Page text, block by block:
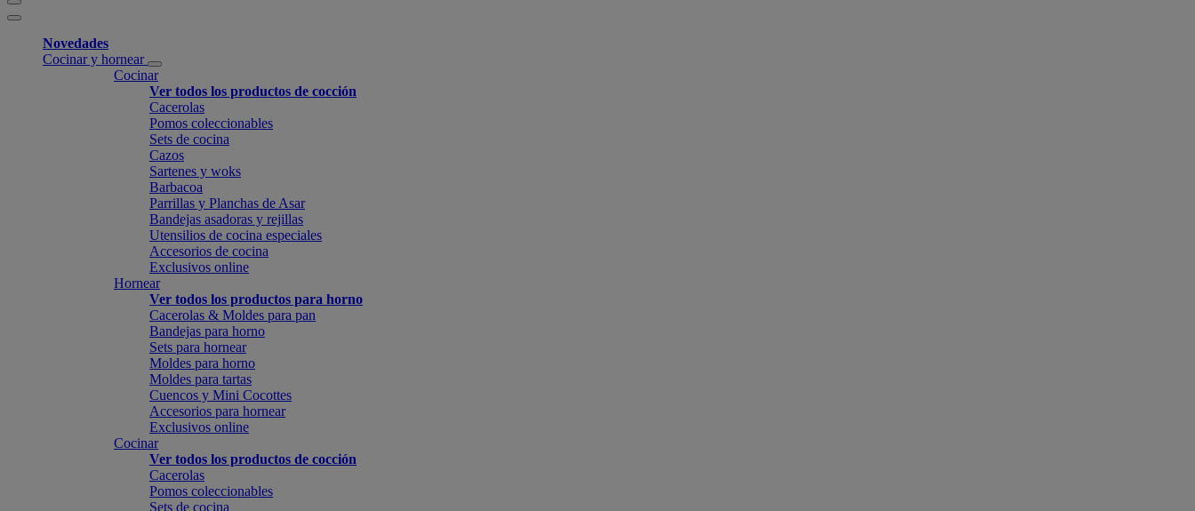
Novedades
Cocinar y hornear
Cocinar
Ver todos los productos de cocción
Cacerolas
Pomos coleccionables
Sets de cocina
Cazos
Sartenes y woks
Barbacoa
Parrillas y Planchas de Asar
Bandejas asadoras y rejillas
Utensilios de cocina especiales
Accesorios de cocina
Exclusivos online
Hornear
Ver todos los productos para horno
Cacerolas & Moldes para pan
Bandejas para horno
Sets para hornear
Moldes para horno
Moldes para tartas
Cuencos y Mini Cocottes
Accesorios para hornear
Exclusivos online
Cocinar
Ver todos los productos de cocción
Cacerolas
Pomos coleccionables
Sets de cocina